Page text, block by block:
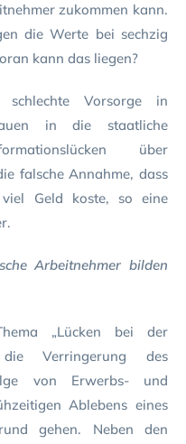
zukommen kann.
die Werte bei sechzig
kann das liegen?
Vorsorge in
in die staatliche
über
falsche Annahme, dass
viel Geld koste, so eine
Arbeitnehmer bilden
„Lücken bei der
die Verringerung des
von Erwerbs- und
Ablebens eines
gehen. Neben den